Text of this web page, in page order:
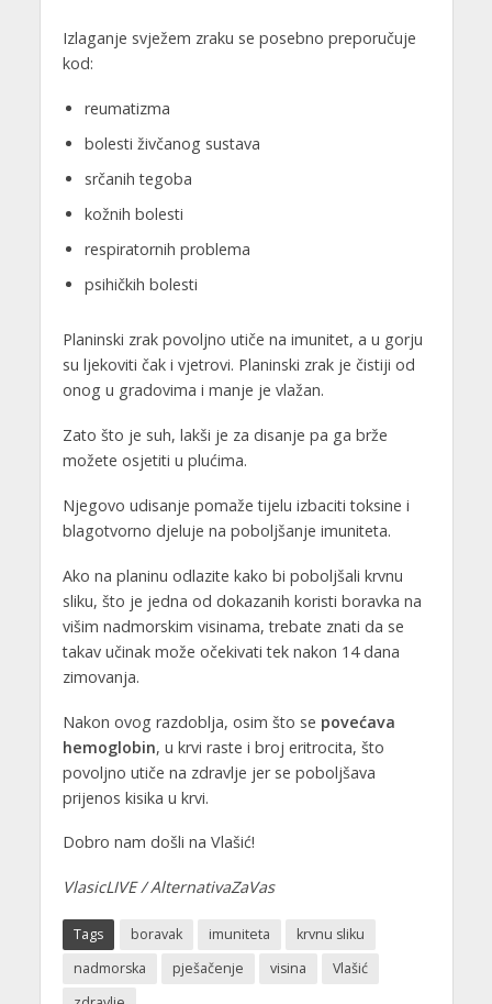
Izlaganje svježem zraku se posebno preporučuje
kod:
reumatizma
bolesti živčanog sustava
srčanih tegoba
kožnih bolesti
respiratornih problema
psihičkih bolesti
Planinski zrak povoljno utiče na imunitet, a u gorju
su ljekoviti čak i vjetrovi. Planinski zrak je čistiji od
onog u gradovima i manje je vlažan.
Zato što je suh, lakši je za disanje pa ga brže
možete osjetiti u plućima.
Njegovo udisanje pomaže tijelu izbaciti toksine i
blagotvorno djeluje na poboljšanje imuniteta.
Ako na planinu odlazite kako bi poboljšali krvnu
sliku, što je jedna od dokazanih koristi boravka na
višim nadmorskim visinama, trebate znati da se
takav učinak može očekivati tek nakon 14 dana
zimovanja.
Nakon ovog razdoblja, osim što se povećava
hemoglobin, u krvi raste i broj eritrocita, što
povoljno utiče na zdravlje jer se poboljšava
prijenos kisika u krvi.
Dobro nam došli na Vlašić!
VlasicLIVE / AlternativaZaVas
Tags boravak imuniteta
krvnu sliku
nadmorska
pješačenje visina
Vlašić